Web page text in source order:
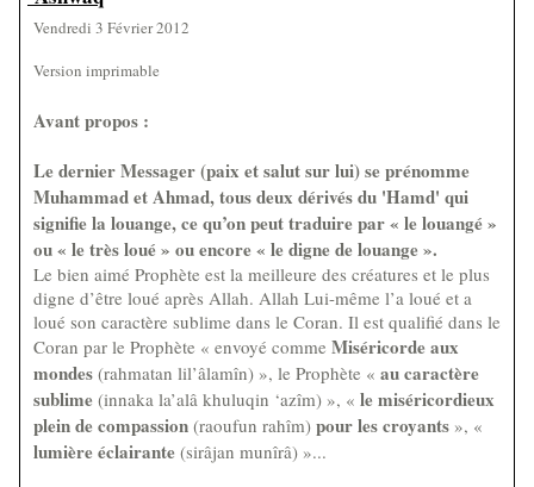
Vendredi 3 Février 2012
Version imprimable
Avant propos :
Le dernier Messager (paix et salut sur lui) se prénomme
Muhammad et Ahmad, tous deux dérivés du 'Hamd' qui
signifie la louange, ce qu’on peut traduire par « le louangé »
ou « le très loué » ou encore « le digne de louange ».
Le bien aimé Prophète est la meilleure des créatures et le plus
digne d’être loué après Allah. Allah Lui-même l’a loué et a
loué son caractère sublime dans le Coran. Il est qualifié dans le
Coran par le Prophète « envoyé comme Miséricorde aux
mondes (rahmatan lil’âlamîn) », le Prophète « au caractère
sublime (innaka la’alâ khuluqin ‘azîm) », « le miséricordieux
plein de compassion (raoufun rahîm) pour les croyants », «
lumière éclairante (sirâjan munîrâ) »...